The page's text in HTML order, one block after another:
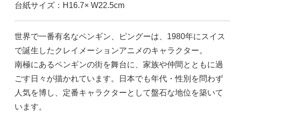
台紙サイズ：H16.7× W22.5cm
世界で一番有名なペンギン、ピングーは、1980年にスイス
で誕生したクレイメーションアニメのキャラクター。
南極にあるペンギンの街を舞台に、家族や仲間とともに過
ごす日々が描かれています。日本でも年代・性別を問わず
人気を博し、定番キャラクターとして盤石な地位を築いて
います。